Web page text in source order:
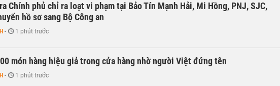
Chính phủ chỉ ra loạt vi phạm tại Bảo Tín Mạnh Hải, Mi Hồng, PNJ, SJC,
hồ sơ sang Bộ Công an
- 1 phút trước
món hàng hiệu giả trong cửa hàng nhờ người Việt đứng tên
- 1 phút trước